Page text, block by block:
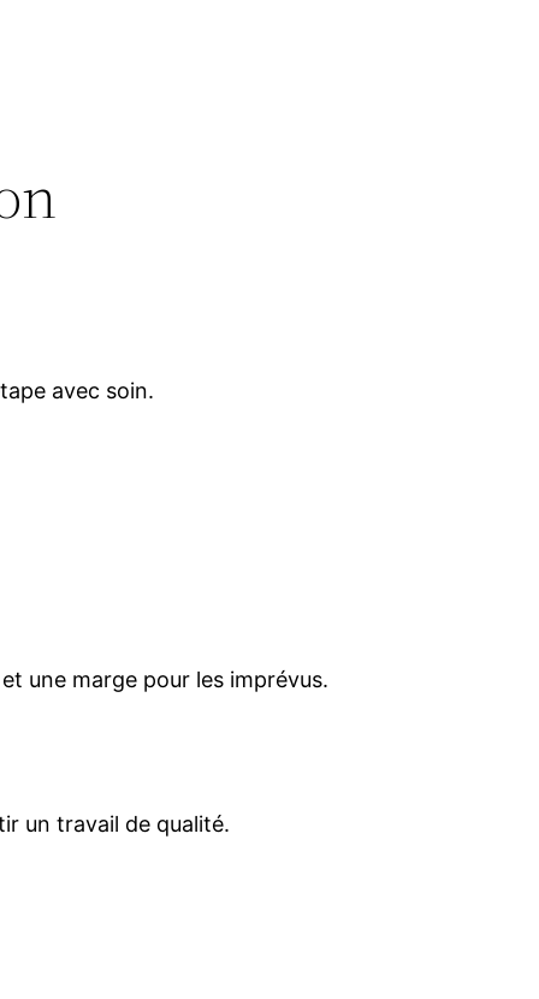
avec soin.
une marge pour les imprévus.
un travail de qualité.